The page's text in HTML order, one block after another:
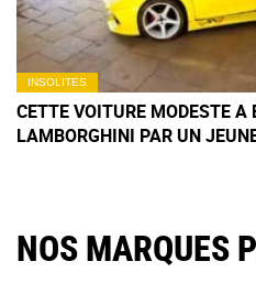
INSOLITES
CETTE VOITURE MODESTE A
LAMBORGHINI PAR UN
NOS MARQUES